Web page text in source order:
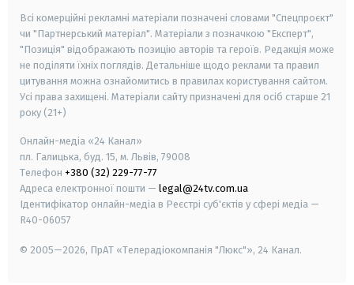
Всі комерційні рекламні матеріали позначені словами "Спецпроєкт"
чи "Партнерський матеріал". Матеріали з позначкою "Експерт",
"Позиція" відображають позицію авторів та героїв. Редакція може
не поділяти їхніх поглядів. Детальніше щодо реклами та правил
цитування можна ознайомитись в правилах користування сайтом.
Усі права захищені. Матеріали сайту призначені для осіб старше 21
року (21+)
Онлайн-медіа «24 Канал»
пл. Галицька, буд. 15, м. Львів, 79008
Телефон +380 (32) 229-77-77
Адреса електронної пошти — legal@24tv.com.ua
Ідентифікатор онлайн-медіа в Реєстрі суб'єктів у сфері медіа —
R40-06057
© 2005—2026, ПрАТ «Телерадіокомпанія "Люкс"», 24 Канал.